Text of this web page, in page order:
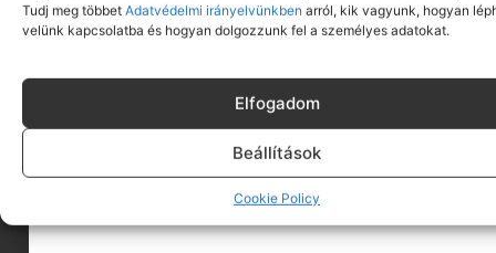
Tudj meg többet Adatvédelmi irányelvünkben arról, kik vagyunk, hogyan
velünk kapcsolatba és hogyan dolgozzunk fel a személyes adatokat.
Elfogadom
Beállítások
Cookie Policy